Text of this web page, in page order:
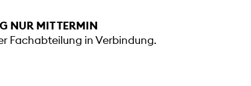
NUR MIT TERMIN
Fachabteilung in Verbindung.